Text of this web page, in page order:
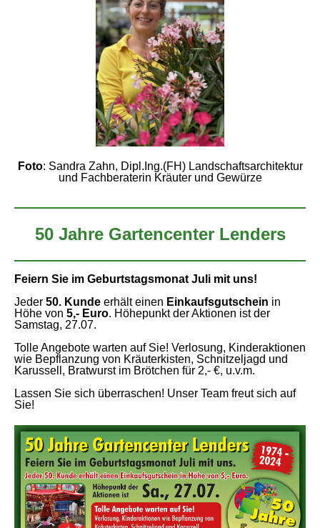
Foto: Sandra Zahn, Dipl.Ing.(FH) Landschaftsarchitektur
und Fachberaterin Kräuter und Gewürze
50 Jahre Gartencenter Lenders
Feiern Sie im Geburtstagsmonat Juli mit uns!
Jeder 50. Kunde erhält einen Einkaufsgutschein in
Höhe von 5,- Euro. Höhepunkt der Aktionen ist der
Samstag, 27.07.
Tolle Angebote warten auf Sie! Verlosung, Kinderaktionen
wie Bepflanzung von Kräuterkisten, Schnitzeljagd und
Karussell, Bratwurst im Brötchen für 2,- €, u.v.m.
Lassen Sie sich überraschen! Unser Team freut sich auf
Sie!